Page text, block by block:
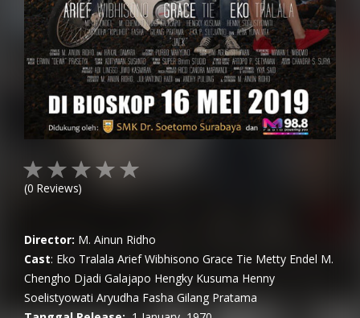
(0 Reviews)
Director: M. Ainun Ridho
Cast: Eko Tralala Arief Wibhisono Grace Tie Metty Endel M.
Chengho Djadi Galajapo Hengky Kusuma Henny
Soelistyowati Aryudha Fasha Gilang Pratama